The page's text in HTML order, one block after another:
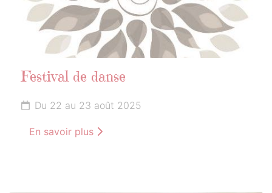
Festival de danse
Du 22 au 23 août 2025
En savoir plus